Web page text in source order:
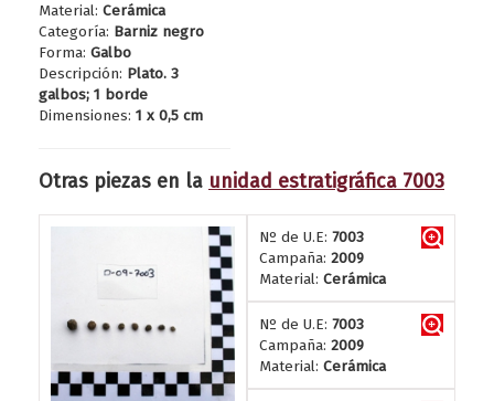
Material: Cerámica
Categoría: Barniz negro
Forma: Galbo
Descripción: Plato. 3
galbos; 1 borde
Dimensiones: 1 x 0,5 cm
Otras piezas en la unidad estratigráfica 7003
Nº de U.E: 7003
Campaña: 2009
Material: Cerámica
Nº de U.E: 7003
Campaña: 2009
Material: Cerámica